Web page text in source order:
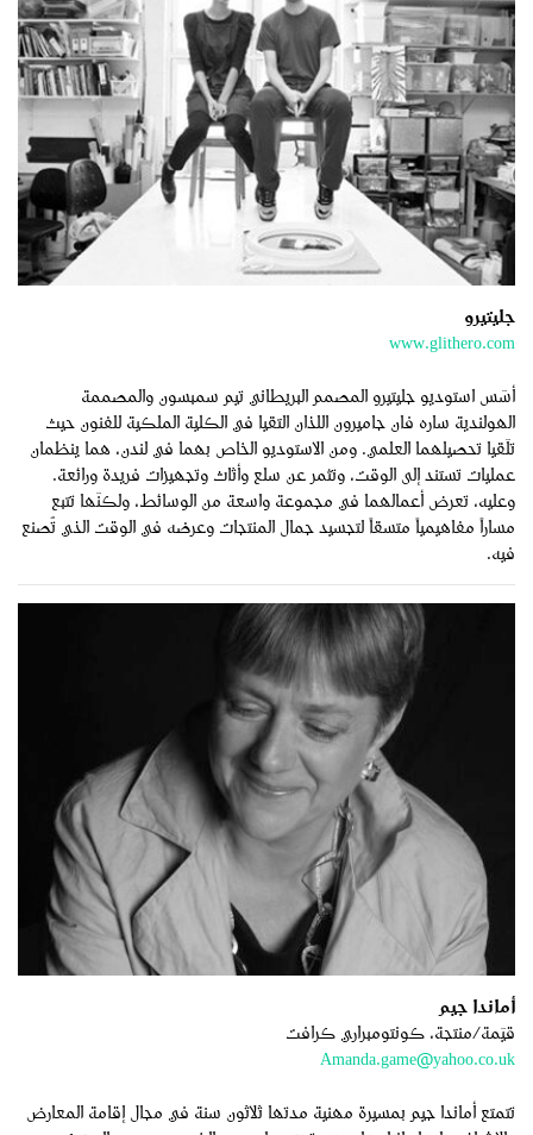
جليتيرو
www.glithero.com
أسّس استوديو جليتيرو المصمم البريطاني تيم سمبسون والمصممة
الهولندية ساره فان جاميرون اللذان التقيا في الكلية الملكية للفنون حيث
تلّقيا تحصيلهما العلمي. ومن الاستوديو الخاص بهما في لندن، هما ينظمان
عمليات تستند إلى الوقت، وتثمر عن سلع وأثاث وتجهيزات فريدة ورائعة.
وعليه، تعرض أعمالَهما في مجموعة واسعة من الوسائط، ولكنّها تتبع
مساراً مفاهيمياً متسقاً لتجسيد جمال المنتجات وعرضه في الوقت الذي تُصنع
فيه.
أماندا جيم
قيّمة/منتجة، كونتومبراري كرافت
Amanda.game@yahoo.co.uk
تتمتع أماندا جيم بمسيرة مهنية مدتها ثلاثون سنة في مجال إقامة المعارض